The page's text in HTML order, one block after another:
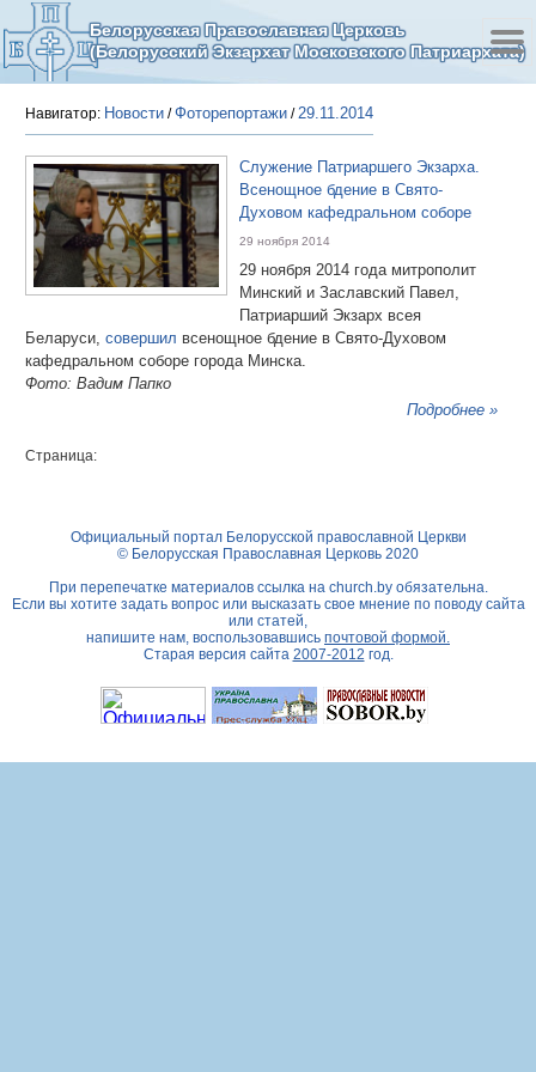
Белорусская Православная Церковь
(Белорусский Экзархат Московского Патриархата)
Навигатор: Новости /Фоторепортажи /29.11.2014
Служение Патриаршего Экзарха.
Всенощное бдение в Свято-
Духовом кафедральном соборе
29 ноября 2014
29 ноября 2014 года митрополит
Минский и Заславский Павел,
Патриарший Экзарх всея
Беларуси, совершил всенощное бдение в Свято-Духовом
кафедральном соборе города Минска.
Фото: Вадим Папко
Подробнее »
Страница:
Официальный портал Белорусской православной Церкви
© Белорусская Православная Церковь 2020
При перепечатке материалов ссылка на church.byобязательна.
Если вы хотите задать вопрос или высказать свое мнение по поводу сайта
или статей,
напишите нам, воспользовавшись почтовой формой.
Старая версия сайта 2007-2012 год.